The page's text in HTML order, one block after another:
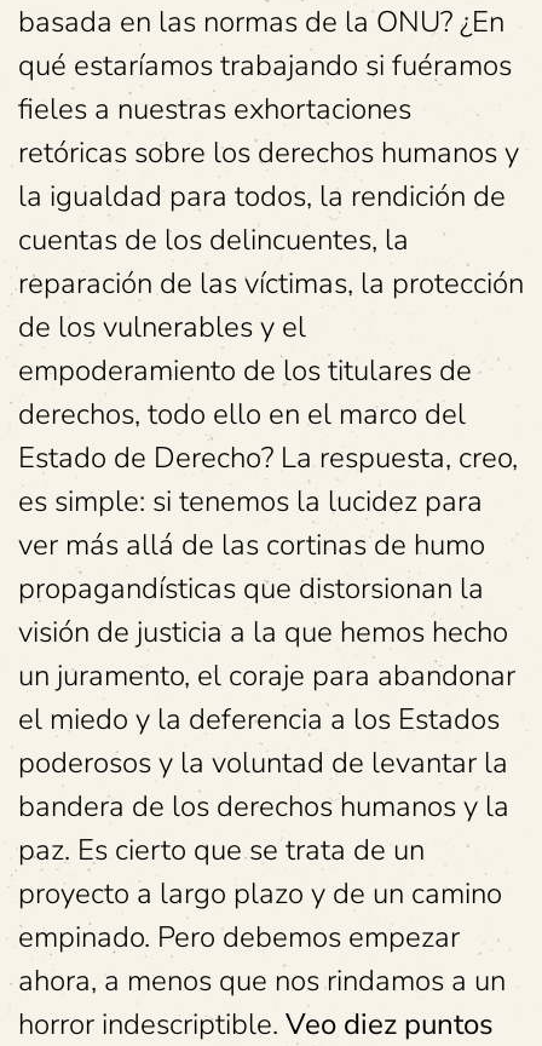
basada en las normas de la ONU? ¿En
qué estaríamos trabajando si fuéramos
fieles a nuestras exhortaciones
retóricas sobre los derechos humanos y
la igualdad para todos, la rendición de
cuentas de los delincuentes, la
reparación de las víctimas, la protección
de los vulnerables y el
empoderamiento de los titulares de
derechos, todo ello en el marco del
Estado de Derecho? La respuesta, creo,
es simple: si tenemos la lucidez para
ver más allá de las cortinas de humo
propagandísticas que distorsionan la
visión de justicia a la que hemos hecho
un juramento, el coraje para abandonar
el miedo y la deferencia a los Estados
poderosos y la voluntad de levantar la
bandera de los derechos humanos y la
paz. Es cierto que se trata de un
proyecto a largo plazo y de un camino
empinado. Pero debemos empezar
ahora, a menos que nos rindamos a un
horror indescriptible. Veo diez puntos